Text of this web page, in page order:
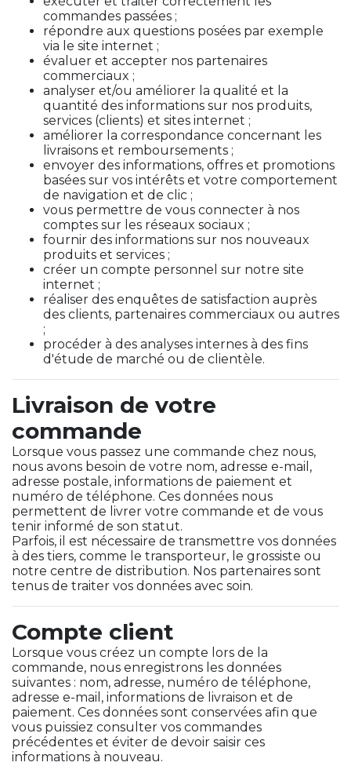
commandes passées ;
répondre aux questions posées par exemple
via le site internet ;
évaluer et accepter nos partenaires
commerciaux ;
analyser et/ou améliorer la qualité et la
quantité des informations sur nos produits,
services (clients) et sites internet ;
améliorer la correspondance concernant les
livraisons et remboursements ;
envoyer des informations, offres et promotions
basées sur vos intérêts et votre comportement
de navigation et de clic ;
vous permettre de vous connecter à nos
comptes sur les réseaux sociaux ;
fournir des informations sur nos nouveaux
produits et services ;
créer un compte personnel sur notre site
internet ;
réaliser des enquêtes de satisfaction auprès
des clients, partenaires commerciaux ou autres
;
procéder à des analyses internes à des fins
d'étude de marché ou de clientèle.
Livraison de votre
commande
Lorsque vous passez une commande chez nous,
nous avons besoin de votre nom, adresse e-mail,
adresse postale, informations de paiement et
numéro de téléphone. Ces données nous
permettent de livrer votre commande et de vous
tenir informé de son statut.
Parfois, il est nécessaire de transmettre vos données
à des tiers, comme le transporteur, le grossiste ou
notre centre de distribution. Nos partenaires sont
tenus de traiter vos données avec soin.
Compte client
Lorsque vous créez un compte lors de la
commande, nous enregistrons les données
suivantes : nom, adresse, numéro de téléphone,
adresse e-mail, informations de livraison et de
paiement. Ces données sont conservées afin que
vous puissiez consulter vos commandes
précédentes et éviter de devoir saisir ces
informations à nouveau.